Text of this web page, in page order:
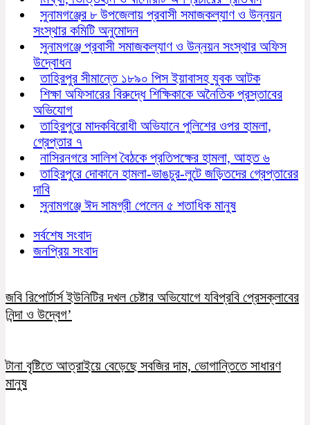
সুনামগঞ্জের ৮ উপজেলায় প্রবাসী সমাজকল্যাণ ও উন্নয়ন
সংস্থার কমিটি অনুমোদন
সুনামগঞ্জে প্রবাসী সমাজকল্যাণ ও উন্নয়ন সংস্থার অফিস
উদ্বোধন
তাহিরপুর সীমান্তে ১৮৯০ পিস ইয়াবাসহ যুবক আটক
শিক্ষা অফিসারের বিরুদ্ধে শিক্ষিকাকে অনৈতিক প্রস্তাবের
অভিযোগ
তাহিরপুরে মাদকবিরোধী অভিযানে পুলিশের ওপর হামলা,
গ্রেপ্তার ৭
নাসিরনগরে সালিশ বৈঠকে প্রতিপক্ষের হামলা, আহত ৬
তাহিরপুরে দোকানে হামলা-ভাঙচুর-লুটে জড়িতদের গ্রেপ্তারের
দাবি
সুনামগঞ্জে ঈদ সামগ্রী পেলেন ৫ শতাধিক মানুষ
সর্বশেষ সংবাদ
জনপ্রিয় সংবাদ
জবি রিপোর্টার্স ইউনিটির দখল চেষ্টার অভিযোগে যবিপ্রবি প্রেসক্লাবের
নিন্দা ও উদ্বেগ’
টানা বৃষ্টিতে আত্রাইয়ে বেড়েছে সবজির দাম, ভোগান্তিতে সাধারণ
মানুষ